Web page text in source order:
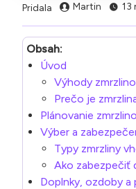
Pridala Martin 13
Obsah:
Úvod
Výhody
Prečo je
Plánovanie
Výber a
Typy zmrzliny
Ako zabezpečiť
Doplnky, ozdoby a